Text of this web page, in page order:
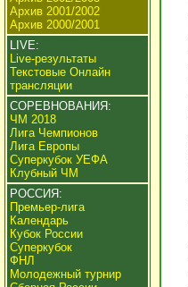
Архив 2001/2002
Архив 2000/2001
LIVE:
Live-результаты
Текстовые Онлайн
трансляции
СОРЕВНОВАНИЯ:
ЧМ 2018
Лига Чемпионов
Лига Европы
Суперкубок УЕФА
Клубный ЧМ
РОССИЯ:
Премьер-лига
Календарь
Кубок России
Суперкубок
ФНЛ
Молодежный турнир